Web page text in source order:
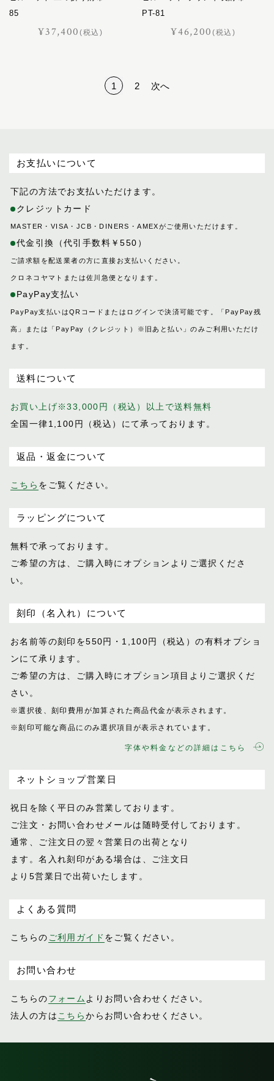
85
¥37,400(税込)
PT-81
¥46,200(税込)
1 2 次へ
お支払いについて
下記の方法でお支払いただけます。
クレジットカード
MASTER・VISA・JCB・DINERS・AMEXがご使用いただけます。
代金引換（代引手数料￥550）
ご請求額を配送業者の方に直接お支払いください。
クロネコヤマトまたは佐川急便となります。
PayPay支払い
PayPay支払いはQRコードまたはログインで決済可能です。「PayPay残
高」または「PayPay（クレジット）※旧あと払い」のみご利用いただけ
ます。
送料について
お買い上げ※33,000円（税込）以上で送料無料
全国一律1,100円（税込）にて承っております。
返品・返金について
こちら をご覧ください。
ラッピングについて
無料で承っております。
ご希望の方は、ご購入時にオプションより ご選択くださ
い。
刻印（名入れ）について
お名前等の刻印を550円・1,100円（税込）の有料オプショ
ンにて承ります。
ご希望の方は、ご購入時にオプション項目 よりご選択くだ
さい。
※選択後、刻印費用が加算された商品代金が表示 されます。
※刻印可能な商品にのみ選択項目が表示されてい ます。
字体や料金などの詳細はこちら
ネットショップ営業日
祝日を除く平日のみ営業しております。
ご注文・お問い合わせメールは随時受付し ております。
通常、ご注文日の翌々営業日の出荷となり
ます。名入れ刻印がある場合は、ご注文日
より5営業日で出荷いたします。
よくある質問
こちらの ご利用ガイド をご覧ください。
お問い合わせ
こちらのフォーム よりお問い合わせください。
法人の方は こちらからお問い合わせください。